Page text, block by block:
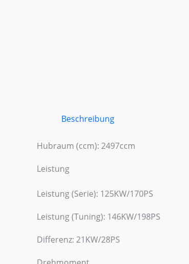
Beschreibung
Hubraum (ccm): 2497ccm
Leistung
Leistung (Serie): 125KW/170PS
Leistung (Tuning): 146KW/198PS
Differenz: 21KW/28PS